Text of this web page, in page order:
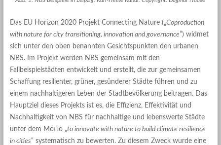
Das EU Horizon 2020 Projekt Connecting Nature („Coproduction
with nature for city transitioning, innovation and governance”) widmet
sich unter den oben benannten Gesichtspunkten den urbanen
NBS. Im Projekt werden NBS gemeinsam mit den
Fallbeispielstädten entwickelt und erstellt, die zur gemeinsamen
Schaffung resilienter, grüner, gesünderer Städte führen und zu
einem nachhaltigeren Leben der Stadtbevölkerung beitragen. Das
Hauptziel dieses Projekts ist es, die Effizienz, Effektivität und
Nachhaltigkeit von NBS für nachhaltige und lebenswerte Städte
unter dem Motto „to innovate with nature to build climate resilience
in cities“ systematisch zu bewerten. Zu diesem Zweck wurde eine